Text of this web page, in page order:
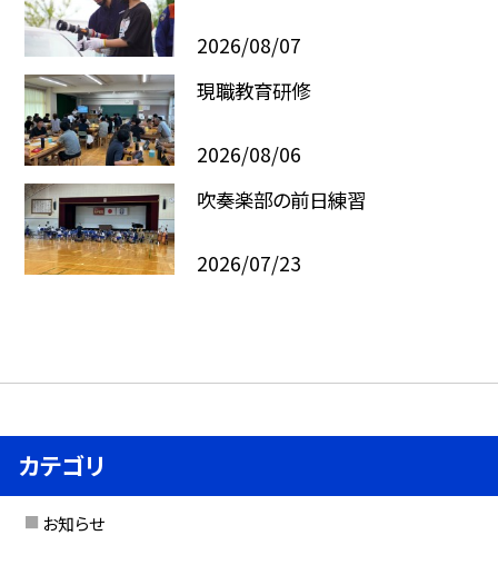
2026/08/07
現職教育研修
2026/08/06
吹奏楽部の前日練習
2026/07/23
カテゴリ
お知らせ